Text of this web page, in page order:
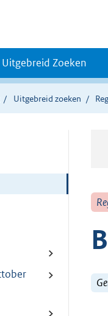
Uitgebreid Zoeken
Uitgebreid zoeken